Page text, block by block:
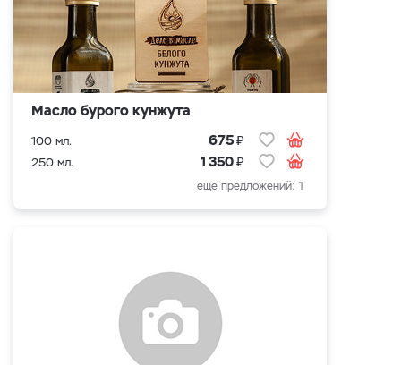
Масло бурого кунжута
100 мл. 675₽
250 мл. 1 350₽
еще предложений: 1